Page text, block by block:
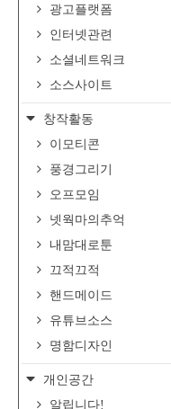
광고플랫폼
인터넷관련
소셜네트워크
소스사이트
창작활동
이모티콘
풍경그리기
오프모임
넷웍마의추억
내맘대로툰
끄적끄적
핸드메이드
유튜브소스
명함디자인
개인공간
알립니다!